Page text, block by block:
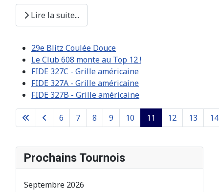
Prochains Tournois
Septembre 2026
Lire la suite...
29e Blitz Coulée Douce
Le Club 608 monte au Top 12 !
FIDE 327C - Grille américaine
FIDE 327A - Grille américaine
FIDE 327B - Grille américaine
Page 11 sur 26
6 7 8 9 10 11 12 13 14